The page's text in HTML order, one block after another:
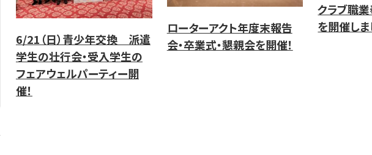
6/21（日）青少年交換 派遣
学生の壮行会・受入学生の
フェアウェルパーティー開
催！
ローターアクト年度末報告
会・卒業式・懇親会を開催！
クラブ職
を開催し